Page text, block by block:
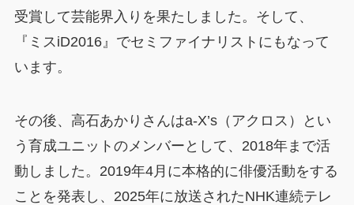
受賞して芸能界入りを果たしました。そして、
『ミスiD2016』でセミファイナリストにもなって
います。
その後、高石あかりさんはa-X’s（アクロス）とい
う育成ユニットのメンバーとして、2018年まで活
動しました。2019年4月に本格的に俳優活動をする
ことを発表し、2025年に放送されたNHK連続テレ